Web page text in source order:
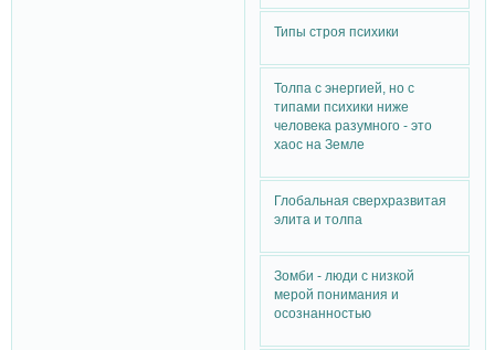
Типы строя психики
Толпа с энергией, но с
типами психики ниже
человека разумного - это
хаос на Земле
Глобальная сверхразвитая
элита и толпа
Зомби - люди с низкой
мерой понимания и
осознанностью